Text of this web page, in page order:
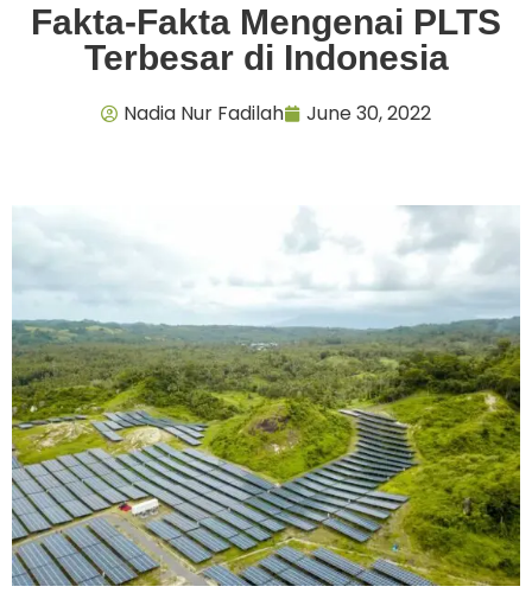
Fakta-Fakta Mengenai PLTS
Terbesar di Indonesia
Nadia Nur Fadilah June 30, 2022